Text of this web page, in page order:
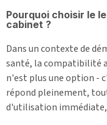
Pourquoi choisir le
cabinet ?
Dans un contexte de
santé, la compatibilité
n'est plus une option -
répond pleinement,
d'utilisation